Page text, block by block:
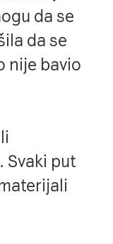
da se
da se
nije bavio
Svaki put